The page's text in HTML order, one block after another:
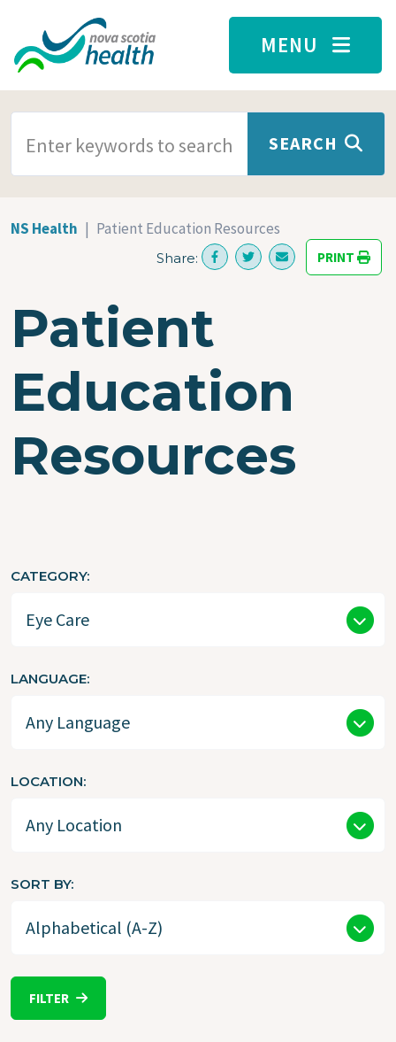
Skip to main content
MENU
SEARCH
NS Health Patient Education Resources
Share: PRINT
Patient
Education
Resources
CATEGORY
LANGUAGE
LOCATION
SORT BY
FILTER